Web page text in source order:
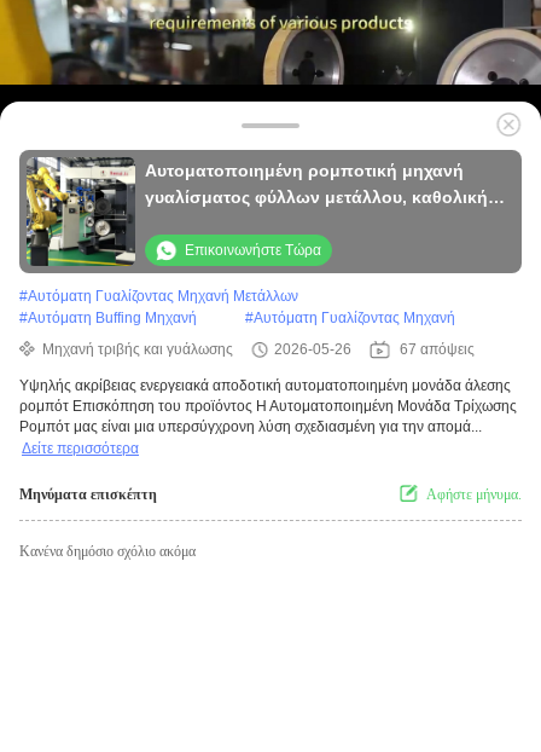
Αυτοματοποιημένη ρομποτική μηχανή
γυαλίσματος φύλλων μετάλλου, καθολική
χρωματισμό τροχών αυτοκινήτων
Επικοινωνήστε Τώρα
#Αυτόματη Γυαλίζοντας Μηχανή Μετάλλων
#Αυτόματη Buffing Μηχανή #Αυτόματη Γυαλίζοντας Μηχανή
Μηχανή τριβής και γυάλωσης
2026-05-26 67 απόψεις
Υψηλής ακρίβειας ενεργειακά αποδοτική αυτοματοποιημένη μονάδα άλεσης
ρομπότ Επισκόπηση του προϊόντος Η Αυτοματοποιημένη Μονάδα Τρίχωσης
Ρομπότ μας είναι μια υπερσύγχρονη λύση σχεδιασμένη για την απομά...
Δείτε περισσότερα
Μηνύματα επισκέπτη Αφήστε μήνυμα.
Κανένα δημόσιο σχόλιο ακόμα